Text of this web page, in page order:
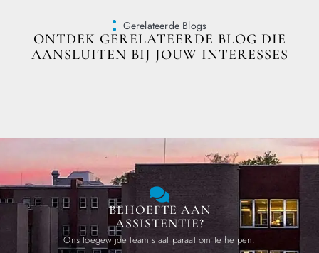
Gerelateerde Blogs
ONTDEK GERELATEERDE BLOG DIE
AANSLUITEN BIJ JOUW INTERESSES
BEHOEFTE AAN
ASSISTENTIE?
Ons toegewijde team staat paraat om te helpen.